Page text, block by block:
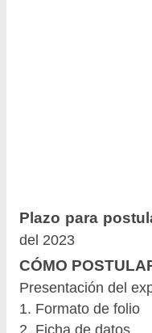
Plazo para
del 2023
CÓMO
Presentación del
1. Formato de folio